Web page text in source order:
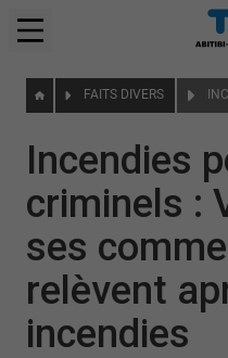
FAITS DIVERS
Incendies
criminels :
ses
relèvent
incendies